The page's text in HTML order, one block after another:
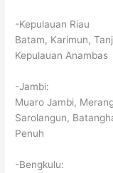
-Kepulauan Riau
Batam, Karimun,
Kepulauan Anambas
-Jambi:
Muaro Jambi,
Sarolangun,
Penuh
-Bengkulu: